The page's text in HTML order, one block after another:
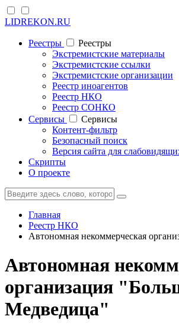
LIDREKON.RU
Реестры
Реестры
Экстремистские материалы
Экстремистские ссылки
Экстремистские организации
Реестр иноагентов
Реестр НКО
Реестр СОНКО
Cервисы
Cервисы
Контент-фильтр
Безопасный поиск
Версия сайта для
Скрипты
О проекте
Главная
Реестр НКО
Автономная некоммерческая
Автономная
организация
Медведица"